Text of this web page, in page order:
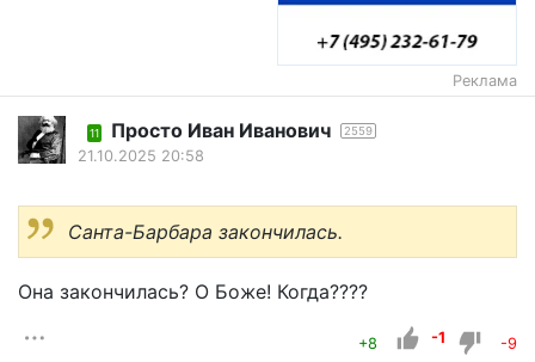
Реклама
11 Просто Иван Иванович 2559
21.10.2025 20:58
Санта-Барбара закончилась.
Она закончилась? О Боже! Когда????
+8 -1 -9